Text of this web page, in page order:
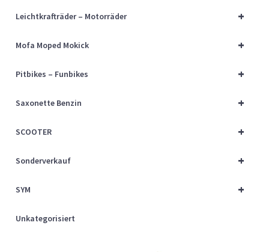
+
Leichtkrafträder – Motorräder
+
Mofa Moped Mokick
+
Pitbikes – Funbikes
+
Saxonette Benzin
+
SCOOTER
+
Sonderverkauf
+
SYM
Unkategorisiert